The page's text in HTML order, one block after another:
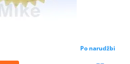
Po narudžbi